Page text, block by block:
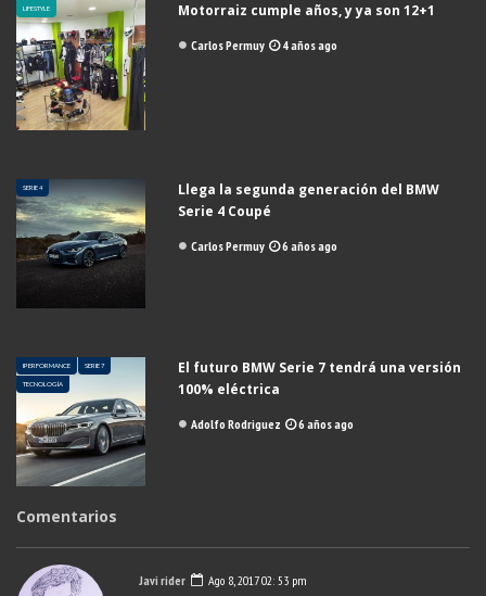
LIFESTYLE Motorraiz cumple años, y ya son 12+1
Carlos Permuy 4 años ago
SERIE 4
Llega la segunda generación del BMW
Serie 4 Coupé
Carlos Permuy 6 años ago
IPERFORMANCE SERIE 7
TECNOLOGÍA
El futuro BMW Serie 7 tendrá una versión
100% eléctrica
Adolfo Rodriguez 6 años ago
Comentarios
Javi rider Ago 8, 2017 02: 53 pm